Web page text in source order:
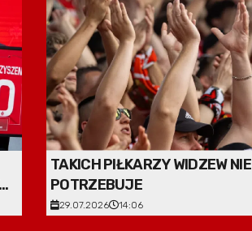
TAKICH PIŁKARZY WIDZEW NIE
POTRZEBUJE
29.07.2026 14:06